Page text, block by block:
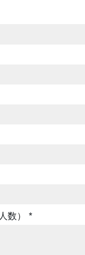
数） *